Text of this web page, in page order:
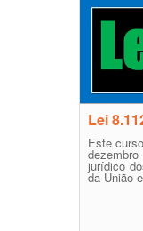
Lei
Este
jurídico
da União